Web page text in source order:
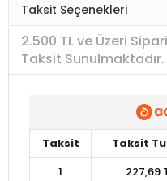
Taksit Seçenekleri
2.500 TL ve Üzeri
Taksit Sunulmaktadır.
Taksit Taksit
1
227,69